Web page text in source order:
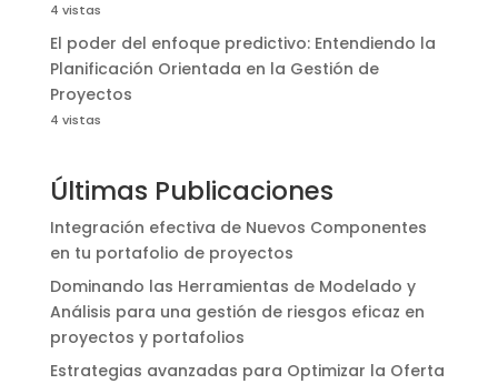
4 vistas
El poder del enfoque predictivo: Entendiendo la
Planificación Orientada en la Gestión de
Proyectos
4 vistas
Últimas Publicaciones
Integración efectiva de Nuevos Componentes
en tu portafolio de proyectos
Dominando las Herramientas de Modelado y
Análisis para una gestión de riesgos eficaz en
proyectos y portafolios
Estrategias avanzadas para Optimizar la Oferta